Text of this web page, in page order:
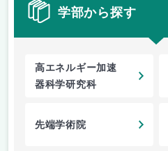
学部から探す
高エネルギー加速
器科学研究科
先端学術院